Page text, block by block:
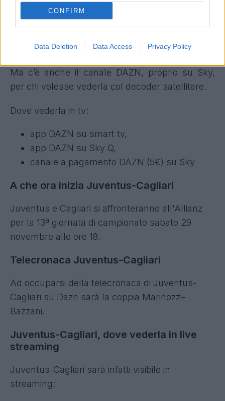
CONFIRM
Data Deletion Data Access Privacy Policy
proprie credenziali su DAZN, username e
password. E poi chiaramente aprire la
eventi anche la gara dell'Allianz.
Ma c’è anche il canale DAZN, proprio su Sky,
per chi volesse vederla col decoder satellitare.
Dove vederla in tv:
app DAZN su smart tv,
app DAZN su Sky Q,
canale a pagamento DAZN (5€) su Sky
A che ora inizia Juventus-Cagliari
Juventus e Cagliari si affronteranno all'Allianz
per la 13ª giornata di campionato sabato 29
novembre alle ore 18.
Telecronaca Juventus-Cagliari
Ad occuparsi della telecronaca di Juventus-
Cagliari su Dazn sarà la coppia Marinozzi-
Bazzani.
Juventus-Cagliari, dove vederla in live
streaming
Juventus-Cagliari sarà infatti visibile in
streaming: